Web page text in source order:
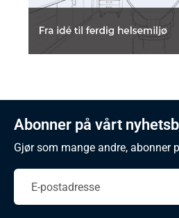
Abonner på vårt
Gjør som mange andre, abonner